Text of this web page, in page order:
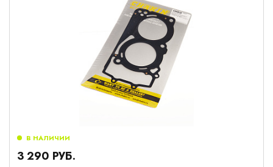
В НАЛИЧИИ
3 290 РУБ.